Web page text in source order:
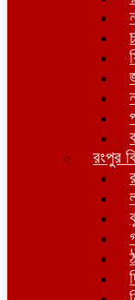
রংপুর